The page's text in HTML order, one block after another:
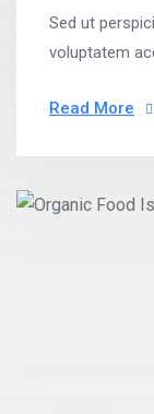
Sed ut
voluptatem
Read More